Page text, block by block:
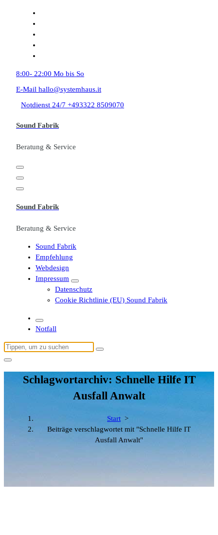
8:00- 22:00 Mo bis So
E-Mail hallo@systemhaus.it
Notdienst 24/7 +493322 8509070
Sound Fabrik
Beratung & Service
Sound Fabrik
Beratung & Service
Sound Fabrik
Empfehlung
Webdesign
Impressum
Datenschutz
Cookie Richtlinie (EU) Sound Fabrik
Notfall
Suchen
nach:
Schlagwortarchiv: Schnelle Hilfe IT
Ausfall Anwalt
Start >
Beiträge verschlagwortet mit "Schnelle Hilfe IT
Ausfall Anwalt"